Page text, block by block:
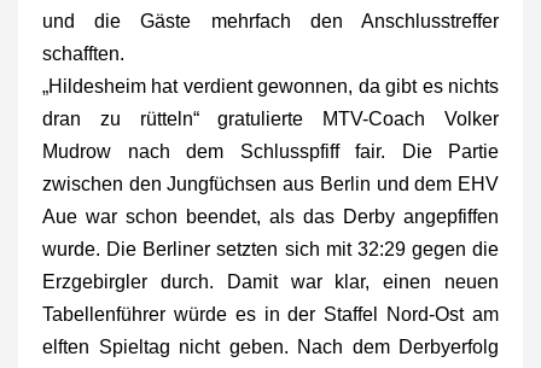
und die Gäste mehrfach den Anschlusstreffer
schafften.
„Hildesheim hat verdient gewonnen, da gibt es nichts
dran zu rütteln“ gratulierte MTV-Coach Volker
Mudrow nach dem Schlusspfiff fair. Die Partie
zwischen den Jungfüchsen aus Berlin und dem EHV
Aue war schon beendet, als das Derby angepfiffen
wurde. Die Berliner setzten sich mit 32:29 gegen die
Erzgebirgler durch. Damit war klar, einen neuen
Tabellenführer würde es in der Staffel Nord-Ost am
elften Spieltag nicht geben. Nach dem Derbyerfolg